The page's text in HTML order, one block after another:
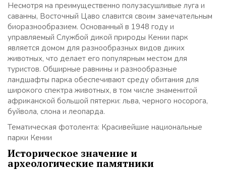
Несмотря на преимущественно полузасушливые луга и
саванны, Восточный Цаво славится своим замечательным
биоразнообразием. Основанный в 1948 году и
управляемый Службой дикой природы Кении парк
является домом для разнообразных видов диких
животных, что делает его популярным местом для
туристов. Обширные равнины и разнообразные
ландшафты парка обеспечивают среду обитания для
широкого спектра животных, в том числе знаменитой
африканской большой пятерки: льва, черного носорога,
буйвола, слона и леопарда.
Тематическая фотолента: Красивейшие национальные
парки Кении
Историческое значение и
археологические памятники